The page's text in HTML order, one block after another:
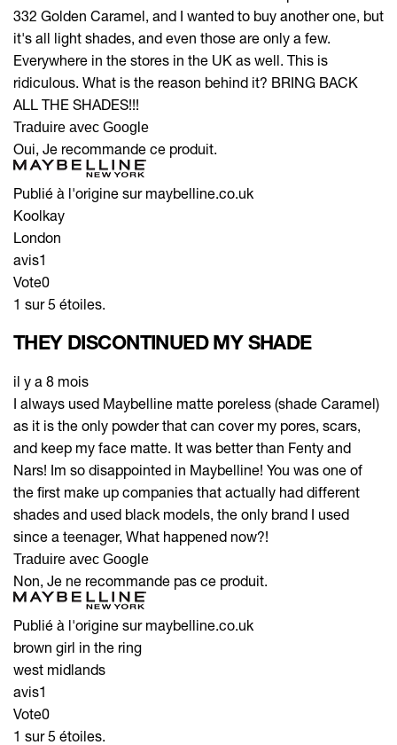
332 Golden Caramel, and I wanted to buy another one, but
it's all light shades, and even those are only a few.
Everywhere in the stores in the UK as well. This is
ridiculous. What is the reason behind it? BRING BACK
ALL THE SHADES!!!
Traduire avec Google
Oui, Je recommande ce produit.
Publié à l'origine sur maybelline.co.uk
Koolkay
London
avis1
Vote0
1 sur 5 étoiles.
THEY DISCONTINUED MY SHADE
il y a 8 mois
I always used Maybelline matte poreless (shade Caramel)
as it is the only powder that can cover my pores, scars,
and keep my face matte. It was better than Fenty and
Nars! Im so disappointed in Maybelline! You was one of
the first make up companies that actually had different
shades and used black models, the only brand I used
since a teenager, What happened now?!
Traduire avec Google
Non, Je ne recommande pas ce produit.
Publié à l'origine sur maybelline.co.uk
brown girl in the ring
west midlands
avis1
Vote0
1 sur 5 étoiles.